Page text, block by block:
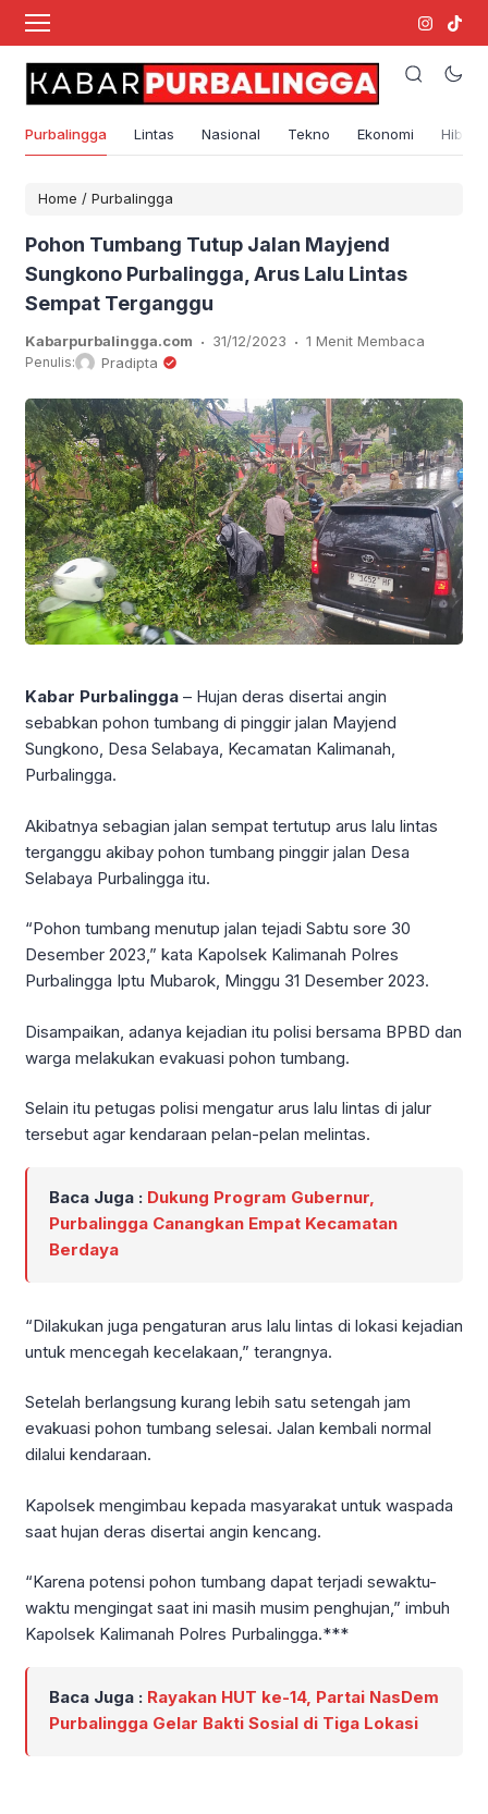
Purbalingga Lintas Nasional Tekno Ekonomi
Home / Purbalingga
Pohon Tumbang Tutup Jalan Mayjend
Sungkono Purbalingga, Arus Lalu Lintas
Sempat Terganggu
Kabarpurbalingga.com . 31/12/2023 . 1 Menit Membaca
Penulis: Pradipta
Kabar Purbalingga – Hujan deras disertai angin
sebabkan pohon tumbang di pinggir jalan Mayjend
Sungkono, Desa Selabaya, Kecamatan Kalimanah,
Purbalingga.
Akibatnya sebagian jalan sempat tertutup arus lalu lintas
terganggu akibay pohon tumbang pinggir jalan Desa
Selabaya Purbalingga itu.
“Pohon tumbang menutup jalan tejadi Sabtu sore 30
Desember 2023,” kata Kapolsek Kalimanah Polres
Purbalingga Iptu Mubarok, Minggu 31 Desember 2023.
Disampaikan, adanya kejadian itu polisi bersama BPBD dan
warga melakukan evakuasi pohon tumbang.
Selain itu petugas polisi mengatur arus lalu lintas di jalur
tersebut agar kendaraan pelan-pelan melintas.
Baca Juga : Dukung Program Gubernur,
Purbalingga Canangkan Empat Kecamatan
Berdaya
“Dilakukan juga pengaturan arus lalu lintas di lokasi kejadian
untuk mencegah kecelakaan,” terangnya.
Setelah berlangsung kurang lebih satu setengah jam
evakuasi pohon tumbang selesai. Jalan kembali normal
dilalui kendaraan.
Kapolsek mengimbau kepada masyarakat untuk waspada
saat hujan deras disertai angin kencang.
“Karena potensi pohon tumbang dapat terjadi sewaktu-
waktu mengingat saat ini masih musim penghujan,” imbuh
Kapolsek Kalimanah Polres Purbalingga.***
Baca Juga : Rayakan HUT ke-14, Partai NasDem
Purbalingga Gelar Bakti Sosial di Tiga Lokasi